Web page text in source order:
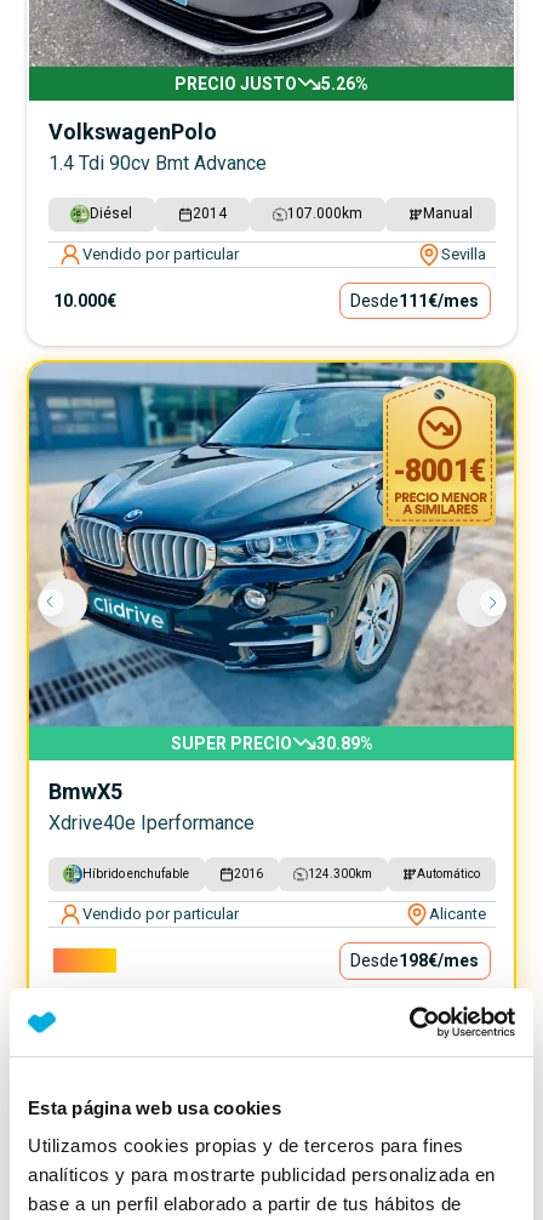
Esta página web usa cookies
Utilizamos cookies propias y de terceros para fines
analíticos y para mostrarte publicidad personalizada en
base a un perfil elaborado a partir de tus hábitos de
PRECIO JUSTO 5.26%
VolkswagenPolo
1.4 Tdi 90cv Bmt Advance
Diésel 2014 107.000 km Manual
Vendido por particular Sevilla
10.000€ Desde111€/mes
-8001€
SUPER PRECIO 30.89%
BmwX5
Xdrive40e Iperformance
Híbrido enchufable 2016 124.300km Automático
Vendido por particular Alicante
Desde198€/mes